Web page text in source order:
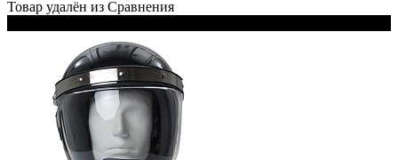
Товар удалён из Сравнения